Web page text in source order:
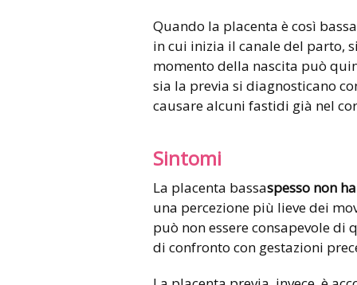
Quando la placenta è così
in cui inizia il canale del parto,
momento della nascita può
sia la previa si diagnosticano
causare alcuni fastidi già nel
Sintomi
La placenta bassaspesso non
una percezione più lieve dei
può non essere consapevole
di confronto con gestazioni